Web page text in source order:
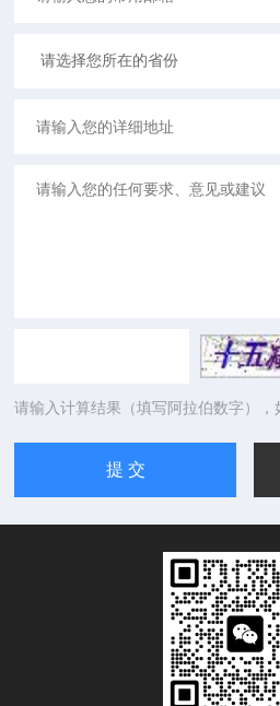
请输入计算结果（填写阿拉伯数字），